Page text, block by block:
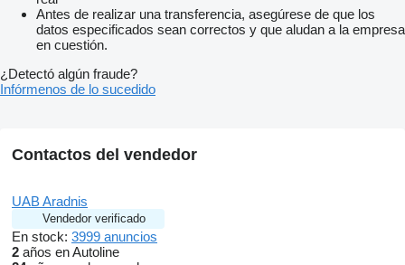
Antes de realizar una transferencia, asegúrese de que los
datos especificados sean correctos y que aludan a la empresa
en cuestión.
¿Detectó algún fraude?
Infórmenos de lo sucedido
Contactos del vendedor
UAB Aradnis
Vendedor verificado
En stock: 3999 anuncios
2 años en Autoline